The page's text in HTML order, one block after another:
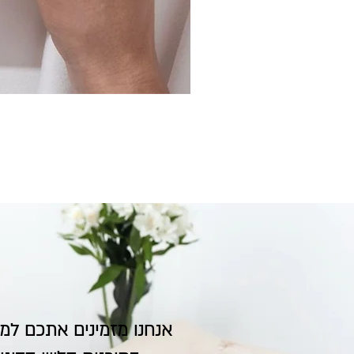
אנחנו מזמינים אתכם